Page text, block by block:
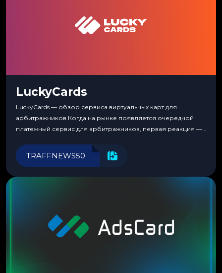
LuckyCards
LuckyCards — обзор сервиса виртуальных карт для
арбитражников Когда на рынке появляется очередной
платежный сервис для арбитражников, первая реакция —
перестаешь воспринимать всерьез любой новый продукт,
пока тот не докажет обратное делом. LuckyCards — история
TRAFFNEWS50